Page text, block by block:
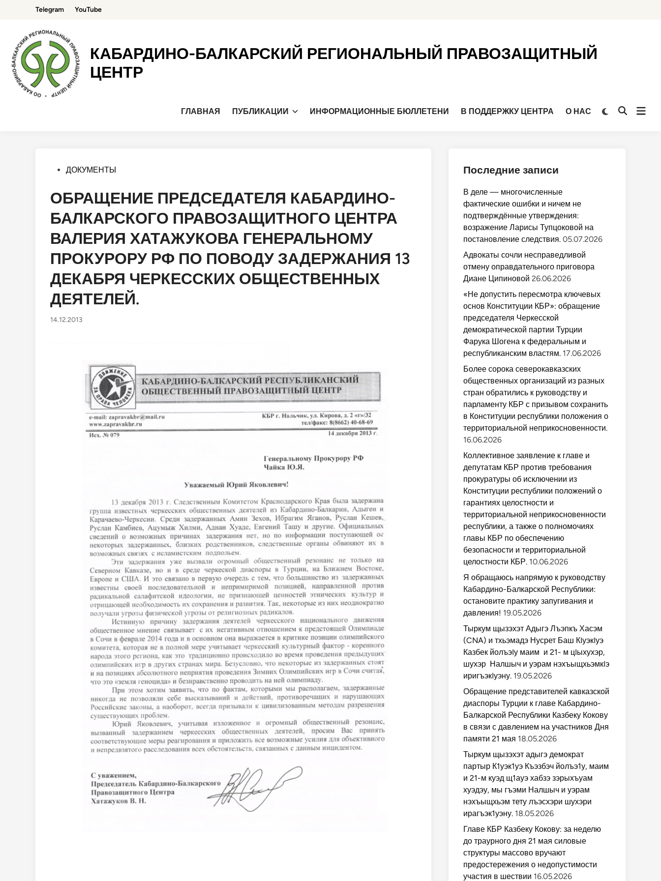
содержимому
Telegram YouTube
КАБАРДИНО-БАЛКАРСКИЙ РЕГИОНАЛЬНЫЙ ПРАВОЗАЩИТНЫЙ
ЦЕНТР
ГЛАВНАЯ ПУБЛИКАЦИИ ИНФОРМАЦИОННЫЕ БЮЛЛЕТЕНИ В ПОДДЕРЖКУ ЦЕНТРА О НАС
Переключить
Открыть
Опубликовано
ДОКУМЕНТЫ
ОБРАЩЕНИЕ ПРЕДСЕДАТЕЛЯ КАБАРДИНО-
БАЛКАРСКОГО ПРАВОЗАЩИТНОГО ЦЕНТРА
ВАЛЕРИЯ ХАТАЖУКОВА ГЕНЕРАЛЬНОМУ
ПРОКУРОРУ РФ ПО ПОВОДУ ЗАДЕРЖАНИЯ 13
ДЕКАБРЯ ЧЕРКЕССКИХ ОБЩЕСТВЕННЫХ
ДЕЯТЕЛЕЙ.
14.12.2013
Последние записи
В деле — многочисленные
фактические ошибки и ничем не
подтверждённые утверждения:
возражение Ларисы Тупцоковой на
постановление следствия. 05.07.2026
Адвокаты сочли несправедливой
отмену оправдательного приговора
Диане Ципиновой 26.06.2026
«Не допустить пересмотра ключевых
основ Конституции КБР»: обращение
председателя Черкесской
демократической партии Турции
Фарука Шогена к федеральным и
республиканским властям. 17.06.2026
Более сорока северокавказских
общественных организаций из разных
стран обратились к руководству и
парламенту КБР с призывом сохранить
в Конституции республики положения о
территориальной неприкосновенности.
16.06.2026
Коллективное заявление к главе и
депутатам КБР против требования
прокуратуры об исключении из
Конституции республики положений о
гарантиях целостности и
территориальной неприкосновенности
республики, а также о полномочиях
главы КБР по обеспечению
безопасности и территориальной
целостности КБР. 10.06.2026
Я обращаюсь напрямую к руководству
Кабардино-Балкарской Республики:
остановите практику запугивания и
давления! 19.05.2026
Тыркум щызэхэт Адыгэ Лъэпкъ Хасэм
(CNA) и тхьэмадэ Нусрет Баш КIуэкIуэ
Казбек йолъэIу маим и 21- м цIыхухэр,
шухэр Налшыч и уэрам нэхъыщхьэмкIэ
иригъэкIуэну. 19.05.2026
Обращение представителей кавказской
диаспоры Турции к главе Кабардино-
Балкарской Республики Казбеку Кокову
в связи с давлением на участников Дня
памяти 21 мая 18.05.2026
Тыркум щызэхэт адыгэ демократ
партыр К1уэк1уэ Къэзбэч йолъэ1у, маим
и 21-м куэд щ1ауэ хабзэ зэрыхъуам
хуэдэу, мы гъэми Налшыч и уэрам
нэхъыщхьэм тету лъэсхэри шухэри
ирагъэк1уэну. 18.05.2026
Главе КБР Казбеку Кокову: за неделю
до траурного дня 21 мая силовые
структуры массово вручают
предостережения о недопустимости
участия в шествии 16.05.2026